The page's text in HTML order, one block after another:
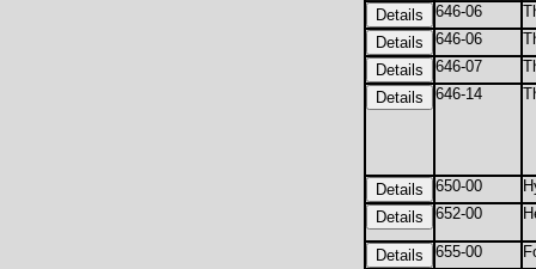
646-06
646-06
646-07
646-14
650-00
652-00
655-00